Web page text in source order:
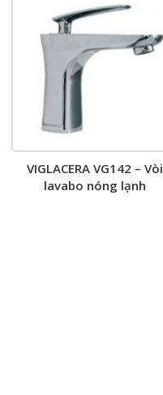
VIGLACERA VG142 – Vòi
lavabo nóng lạnh